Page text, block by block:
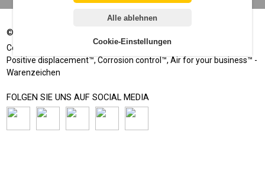
©
Comprag
® - Eingetragene Marken
Positive displacement™, Corrosion control™, Air for your business™ -
Warenzeichen
FOLGEN SIE UNS AUF SOCIAL MEDIA
Alle ablehnen
Cookie-Einstellungen